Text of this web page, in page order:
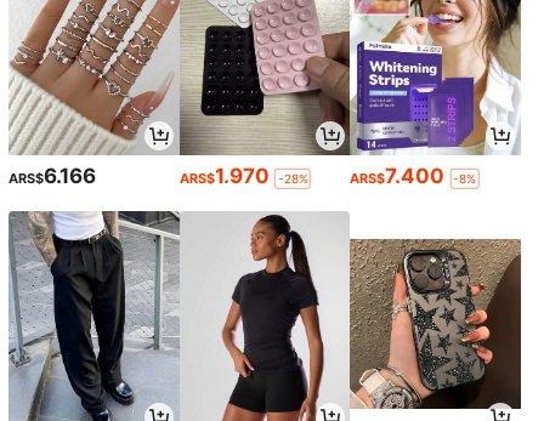
ARS$6.166 ARS$1.970 -28% ARS$7.400 -8%